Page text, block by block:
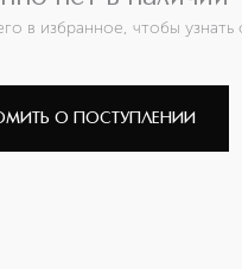
в избранное, чтобы
О ПОСТУПЛЕНИИ